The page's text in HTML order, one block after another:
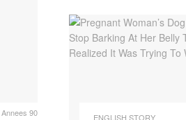
90 ENGLISH STORY